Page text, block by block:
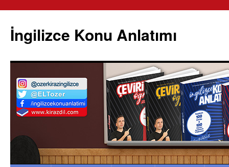
İngilizce Konu Anlatımı